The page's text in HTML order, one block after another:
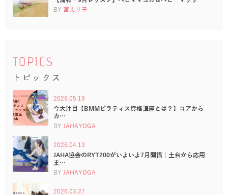
BY 宮えり子
TOPICS
トピックス
2026.05.19
今大注目【BMMピラティス資格講座とは？】コアから
カ…
BY JAHAYOGA
2026.04.13
JAHA協会のRYT200がいよいよ7月開講｜土台から応用
ま…
BY JAHAYOGA
2026.03.27